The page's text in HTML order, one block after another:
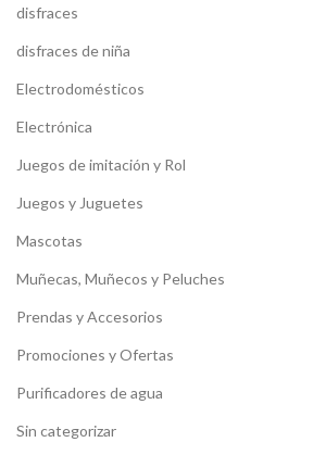
disfraces
disfraces de niña
Electrodomésticos
Electrónica
Juegos de imitación y Rol
Juegos y Juguetes
Mascotas
Muñecas, Muñecos y Peluches
Prendas y Accesorios
Promociones y Ofertas
Purificadores de agua
Sin categorizar